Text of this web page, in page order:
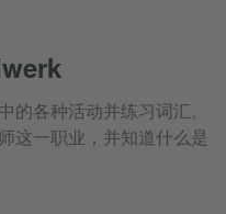
各种活动并练习词汇。
这一职业，并知道什么是